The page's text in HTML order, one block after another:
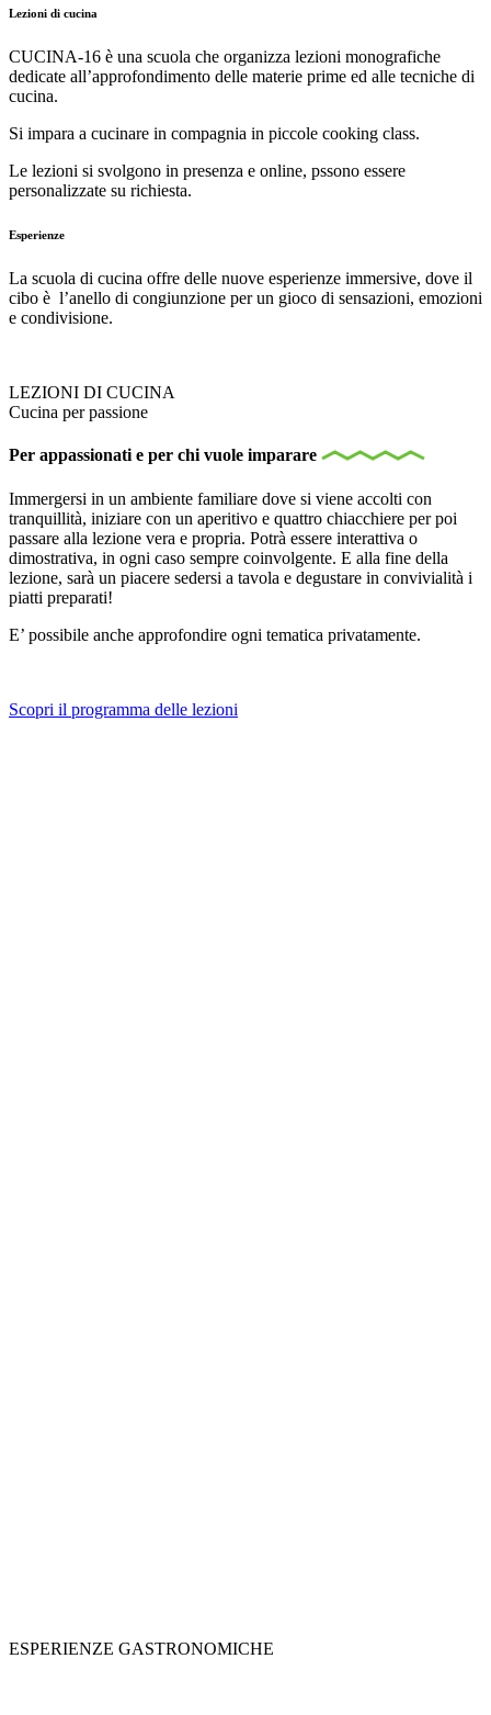
Lezioni di cucina
CUCINA-16 è una scuola che organizza lezioni monografiche
dedicate all’approfondimento delle materie prime ed alle tecniche di
cucina.
Si impara a cucinare in compagnia in piccole cooking class.
Le lezioni si svolgono in presenza e online, pssono essere
personalizzate su richiesta.
Esperienze
La scuola di cucina offre delle nuove esperienze immersive, dove il
cibo è l’anello di congiunzione per un gioco di sensazioni, emozioni
e condivisione.
LEZIONI DI CUCINA
Cucina per passione
Per appassionati e per chi vuole imparare
Immergersi in un ambiente familiare dove si viene accolti con
tranquillità, iniziare con un aperitivo e quattro chiacchiere per poi
passare alla lezione vera e propria. Potrà essere interattiva o
dimostrativa, in ogni caso sempre coinvolgente. E alla fine della
lezione, sarà un piacere sedersi a tavola e degustare in convivialità i
piatti preparati!
E’ possibile anche approfondire ogni tematica privatamente.
Scopri il programma delle lezioni
ESPERIENZE GASTRONOMICHE